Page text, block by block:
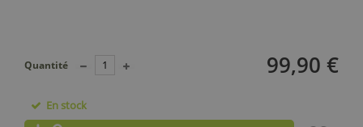
99,90 €
Quantité
En stock